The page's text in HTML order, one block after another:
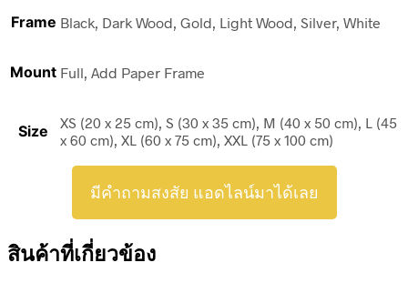
Frame Black, Dark Wood, Gold, Light Wood, Silver, White
Mount Full, Add Paper Frame
Size
XS (20 x 25 cm), S (30 x 35 cm), M (40 x 50 cm), L (45
x 60 cm), XL (60 x 75 cm), XXL (75 x 100 cm)
มีคำถามสงสัย แอดไลน์มาได้เลย
สินค้าที่เกี่ยวข้อง